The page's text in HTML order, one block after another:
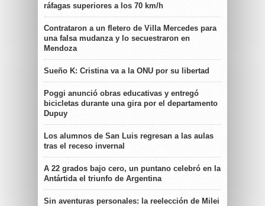
ráfagas superiores a los 70 km/h
Contrataron a un fletero de Villa Mercedes para
una falsa mudanza y lo secuestraron en
Mendoza
Sueño K: Cristina va a la ONU por su libertad
Poggi anunció obras educativas y entregó
bicicletas durante una gira por el departamento
Dupuy
Los alumnos de San Luis regresan a las aulas
tras el receso invernal
A 22 grados bajo cero, un puntano celebró en la
Antártida el triunfo de Argentina
Sin aventuras personales: la reelección de Milei